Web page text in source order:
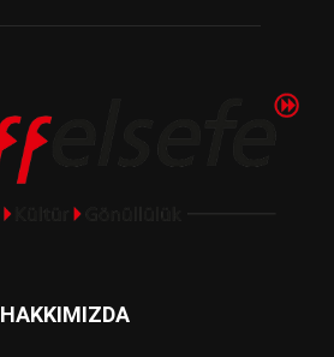
HAKKIMIZDA